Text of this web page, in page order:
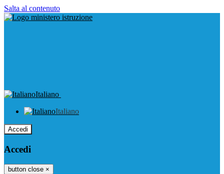
Salta al contenuto
Italiano
Italiano
Accedi
Accedi
button close ×